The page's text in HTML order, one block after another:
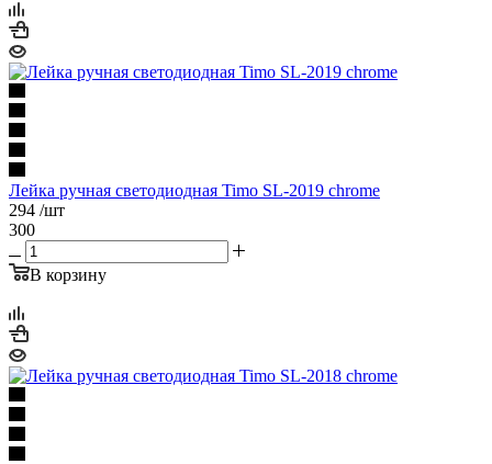
Лейка ручная светодиодная Timo SL-2019 chrome
294 /шт
300
В корзину